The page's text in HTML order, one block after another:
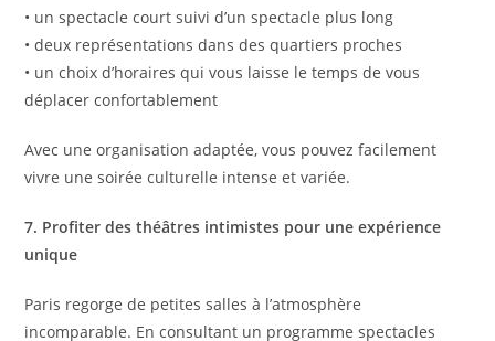
• un spectacle court suivi d’un spectacle plus long
• deux représentations dans des quartiers proches
• un choix d’horaires qui vous laisse le temps de vous
déplacer confortablement
Avec une organisation adaptée, vous pouvez facilement
vivre une soirée culturelle intense et variée.
7. Profiter des théâtres intimistes pour une expérience
unique
Paris regorge de petites salles à l’atmosphère
incomparable. En consultant un programme spectacles